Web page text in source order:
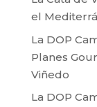
el
La DOP
Planes
Viñedo
La DOP